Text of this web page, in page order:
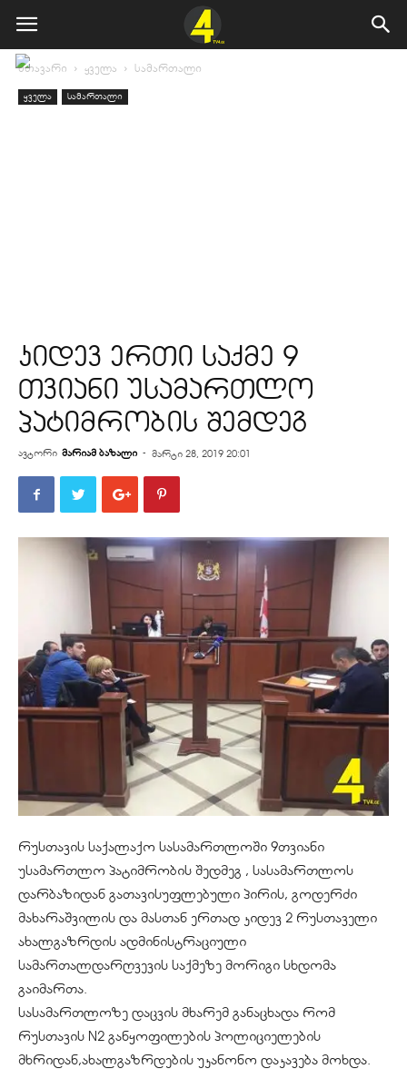
მთავარი ყველა სამართალი
ყველა სამართალი
კიდევ ერთი საქმე 9
თვიანი უსამართლო
პატიმრობის შემდეგ
ავტორი მარიამ ბაზალი - მარტი 28, 2019 20:01
რუსთავის საქალაქო სასამართლოში 9თვიანი
უსამართლო პატიმრობის შედმეგ , სასამართლოს
დარბაზიდან გათავისუფლებული პირის, გოდერძი
მახარაშვილის და მასთან ერთად კიდევ 2 რუსთაველი
ახალგაზრდის ადმინისტრაციული
სამართალდარღვევის საქმეზე მორიგი სხდომა
გაიმართა.
სასამართლოზე დაცვის მხარემ განაცხადა რომ
რუსთავის N2 განყოფილების პოლიციელების
მხრიდან,ახალგაზრდების უკანონო დაკავება მოხდა.